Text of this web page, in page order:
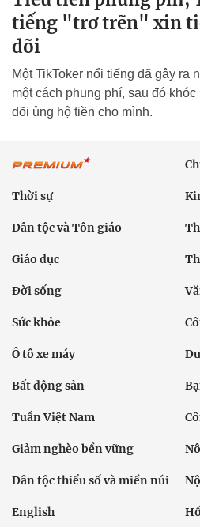
tiếng "trơ trẽn" xin
dõi
Một TikToker nổi tiếng đã gây ra
một cách phung phí, sau đó
dõi ủng hộ tiền cho mình.
Thời sự
Dân tộc và Tôn giáo
Giáo dục
Đời sống
Sức khỏe
Ô tô xe máy
Bất động sản
Tuần Việt Nam
Giảm nghèo bền vững
Dân tộc thiểu số và miền núi
English